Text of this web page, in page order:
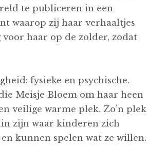
te publiceren in een
waarop zij haar verhaaltjes
voor haar op de zolder, zodat
fysieke en psychische.
Meisje Bloem om haar heen
veilige warme plek. Zo’n plek
zijn waar kinderen zich
kunnen spelen wat ze willen.